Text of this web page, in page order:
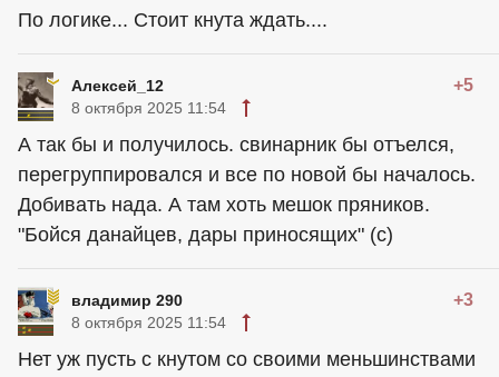
По логике... Стоит кнута ждать....
Алексей_12 +5
8 октября 2025 11:54
А так бы и получилось. свинарник бы отъелся,
перегруппировался и все по новой бы началось.
Добивать нада. А там хоть мешок пряников.
"Бойся данайцев, дары приносящих" (с)
владимир 290 +3
8 октября 2025 11:54
Нет уж пусть с кнутом со своими меньшинствами